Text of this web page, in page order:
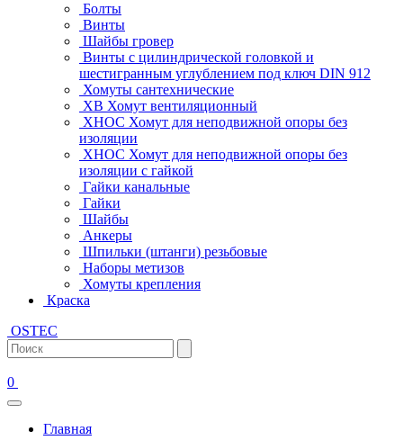
Болты
Винты
Шайбы гровер
Винты с цилиндрической головкой и
шестигранным углублением под ключ DIN 912
Хомуты сантехнические
ХВ Хомут вентиляционный
ХНОС Хомут для неподвижной опоры без
изоляции
ХНОС Хомут для неподвижной опоры без
изоляции с гайкой
Гайки канальные
Гайки
Шайбы
Анкеры
Шпильки (штанги) резьбовые
Наборы метизов
Хомуты крепления
Краска
OSTEC
0
Главная